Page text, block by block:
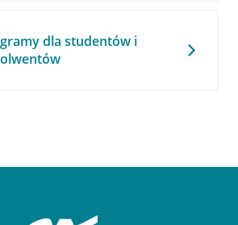
dla studentów i